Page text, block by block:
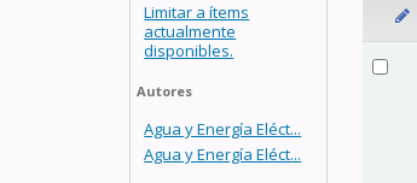
Limitar a ítems
actualmente
disponibles.
Autores
Agua y Energía Eléct...
Agua y Energía Eléct...